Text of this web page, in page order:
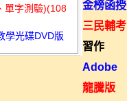
單字測驗)(108
學光碟DVD版
金榜函授
三民輔考
習作
Adobe
龍騰版